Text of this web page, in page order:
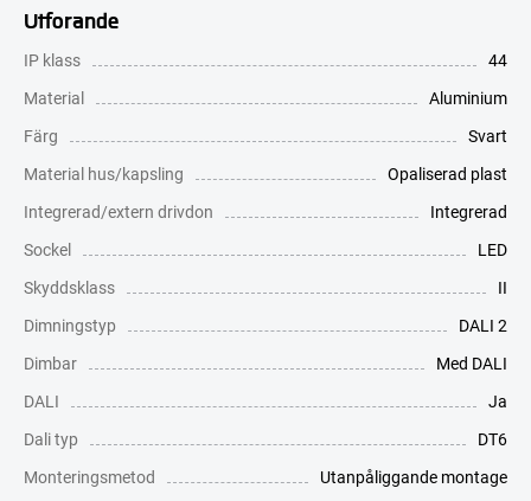
Utförande
IP klass
44
Material
Aluminium
Färg
Svart
Material hus/kapsling
Opaliserad plast
Integrerad/extern drivdon
Integrerad
Sockel
LED
Skyddsklass
II
Dimningstyp
DALI 2
Dimbar
Med DALI
DALI
Ja
Dali typ
DT6
Monteringsmetod
Utanpåliggande montage